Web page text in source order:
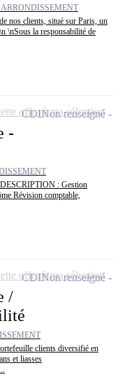
ARRONDISSEMENT
nos clients, situé sur Paris, un
\nSous la responsabilité de
-
: Gestion
Révision comptable,
CDINon renseigné
offre à ma sélection
/
clients diversifié en
et liasses
CDINon renseigné
offre à ma sélection